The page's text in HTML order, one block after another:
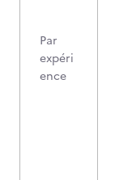
Par
expéri
ence